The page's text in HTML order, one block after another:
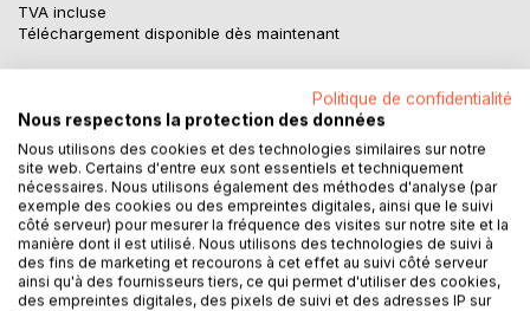
TVA incluse
Téléchargement disponible dès maintenant
AJOUTER AU PANIER
Ajouter à ma liste d'envies
Laisser un avis
Politique de confidentialité
Nous respectons la protection des données
Nous utilisons des cookies et des technologies similaires sur notre
site web. Certains d'entre eux sont essentiels et techniquement
nécessaires. Nous utilisons également des méthodes d'analyse (par
exemple des cookies ou des empreintes digitales, ainsi que le suivi
côté serveur) pour mesurer la fréquence des visites sur notre site et la
manière dont il est utilisé. Nous utilisons des technologies de suivi à
des fins de marketing et recourons à cet effet au suivi côté serveur
ainsi qu'à des fournisseurs tiers, ce qui permet d'utiliser des cookies,
des empreintes digitales, des pixels de suivi et des adresses IP sur